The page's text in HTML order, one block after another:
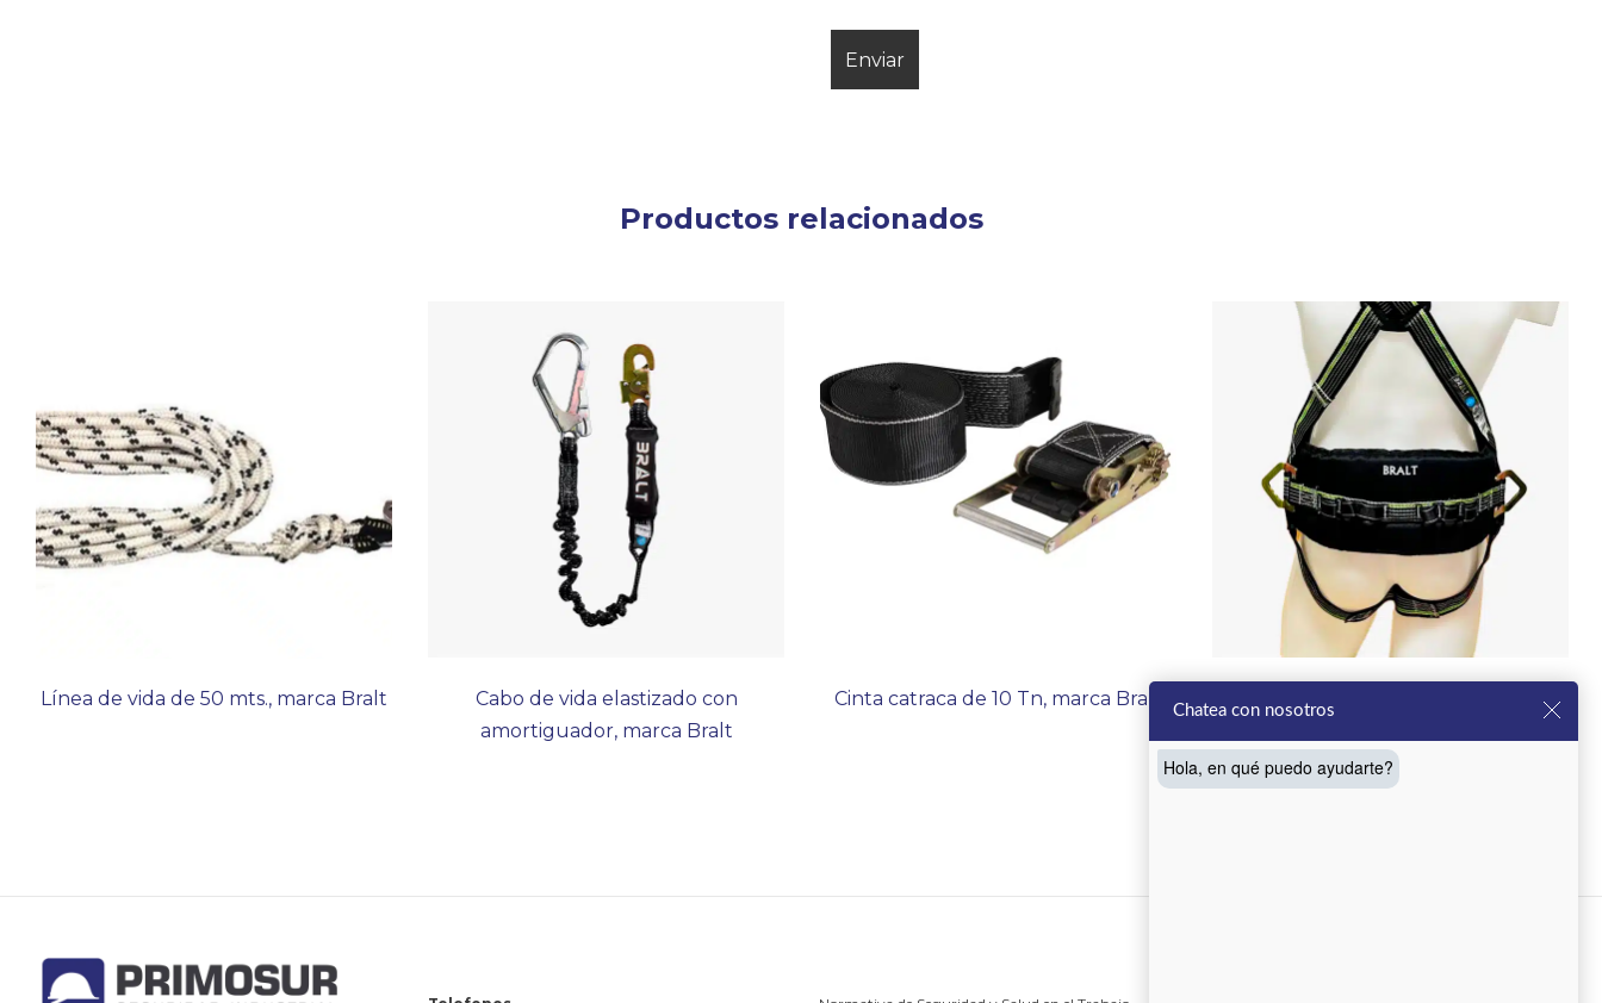
Productos relacionados
Línea de vida de 50 mts., marca Bralt
Cabo de vida elastizado con
amortiguador, marca Bralt
Cinta catraca de 10 Tn, marca Bralt
Arnés de 4 argollas con faja lumbar,
Chatea con nosotros